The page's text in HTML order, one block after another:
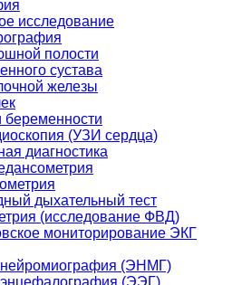
исследование
полости
сустава
железы
(УЗИ сердца)
диагностика
дыхательный тест
(исследование ФВД)
мониторирование ЭКГ
(ЭНМГ)